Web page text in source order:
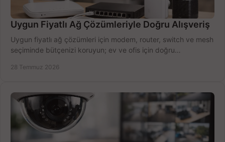
Uygun Fiyatlı Ağ Çözümleriyle Doğru Alışveriş
Uygun fiyatlı ağ çözümleri için modem, router, switch ve mesh
seçiminde bütçenizi koruyun; ev ve ofis için doğru
28 Temmuz 2026